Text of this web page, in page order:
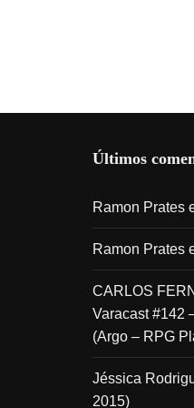
Últimos
Ramon Prates
Ramon Prates
CARLOS
Varacast #142
(Argo – RPG
Jéssica
2015)